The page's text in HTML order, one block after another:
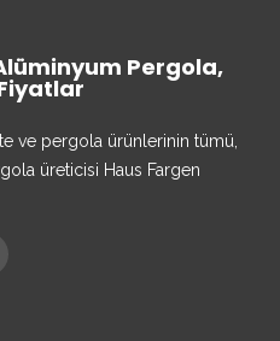
Pergola,
ve pergola ürünlerinin tümü,
üreticisi Haus Fargen